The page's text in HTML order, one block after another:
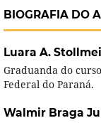
BIOGRAFIA DO
Luara A.
Graduanda do
Federal do Paraná.
Walmir Braga